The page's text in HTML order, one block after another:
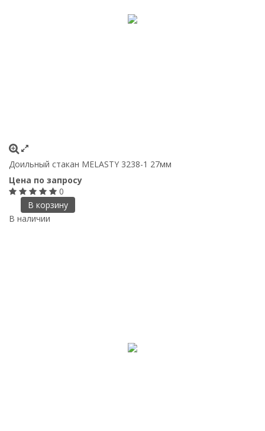
Доильный стакан MELASTY 3238-1 27мм
Цена по запросу
0
В корзину
В наличии